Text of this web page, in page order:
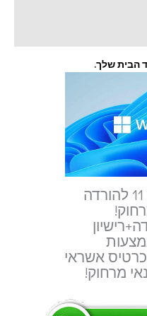
הבית שלך.
מרחוק!